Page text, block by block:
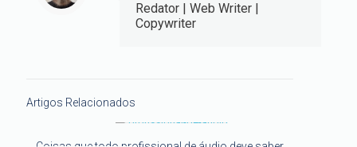
Redator | Web Writer |
Copywriter
Artigos Relacionados